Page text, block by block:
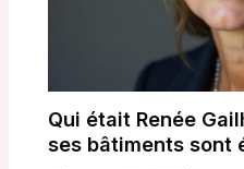
Qui était Renée
ses bâtiments sont